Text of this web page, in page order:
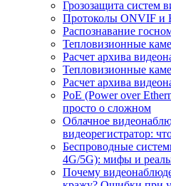
Грозозащита систем
Протоколы ONVIF и
Распознавание
Тепловизионные
Расчет архива
Тепловизионные
Расчет архива
PoE (Power over
просто о сложном
Облачное
видеорегистратор:
Беспроводные
4G/5G): мифы и
Почему